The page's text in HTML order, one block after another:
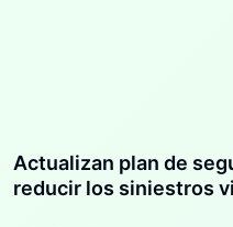
Actualizan plan de
reducir los siniestros